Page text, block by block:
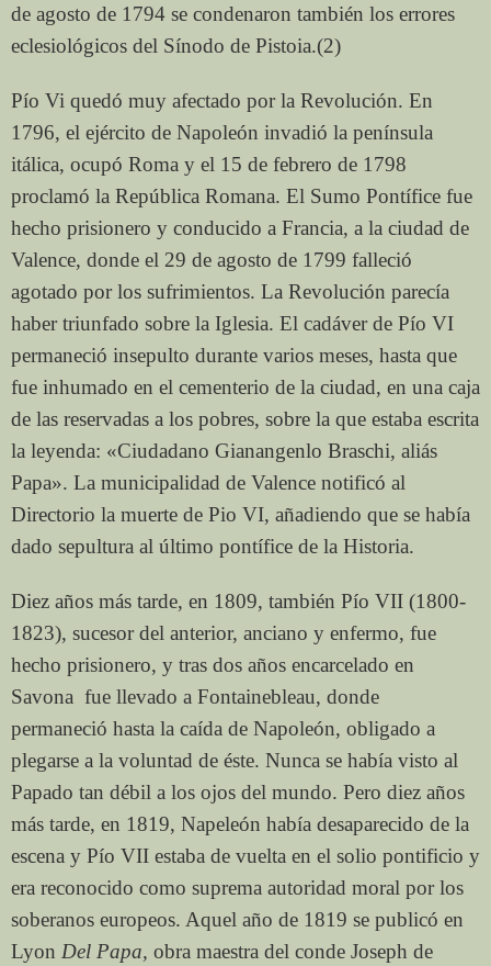
de agosto de 1794 se condenaron también los errores
eclesiológicos del Sínodo de Pistoia.(2)
Pío Vi quedó muy afectado por la Revolución. En
1796, el ejército de Napoleón invadió la península
itálica, ocupó Roma y el 15 de febrero de 1798
proclamó la República Romana. El Sumo Pontífice fue
hecho prisionero y conducido a Francia, a la ciudad de
Valence, donde el 29 de agosto de 1799 falleció
agotado por los sufrimientos. La Revolución parecía
haber triunfado sobre la Iglesia. El cadáver de Pío VI
permaneció insepulto durante varios meses, hasta que
fue inhumado en el cementerio de la ciudad, en una caja
de las reservadas a los pobres, sobre la que estaba escrita
la leyenda: «Ciudadano Gianangenlo Braschi, aliás
Papa». La municipalidad de Valence notificó al
Directorio la muerte de Pio VI, añadiendo que se había
dado sepultura al último pontífice de la Historia.
Diez años más tarde, en 1809, también Pío VII (1800-
1823), sucesor del anterior, anciano y enfermo, fue
hecho prisionero, y tras dos años encarcelado en
Savona fue llevado a Fontainebleau, donde
permaneció hasta la caída de Napoleón, obligado a
plegarse a la voluntad de éste. Nunca se había visto al
Papado tan débil a los ojos del mundo. Pero diez años
más tarde, en 1819, Napeleón había desaparecido de la
escena y Pío VII estaba de vuelta en el solio pontificio y
era reconocido como suprema autoridad moral por los
soberanos europeos. Aquel año de 1819 se publicó en
Lyon Del Papa, obra maestra del conde Joseph de